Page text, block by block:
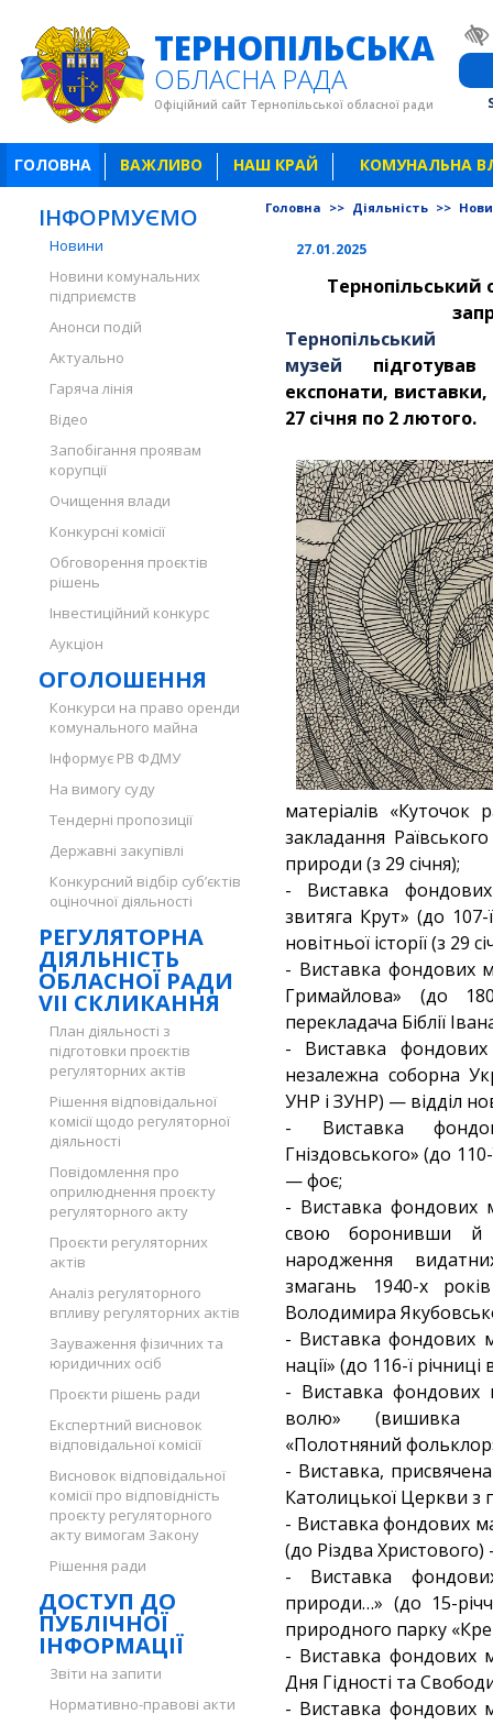
ТЕРНОПІЛЬСЬКА
ОБЛАСНА РАДА
Офіційний сайт Тернопільської обласної ради
ГОЛОВНА ВАЖЛИВО НАШ КРАЙ КОМУНАЛЬНА
ІНФОРМУЄМО
Новини
Новини комунальних
підприємств
Анонси подій
Актуально
Гаряча лінія
Відео
Запобігання проявам
корупції
Очищення влади
Конкурсні комісії
Обговорення проєктів
рішень
Інвестиційний конкурс
Аукціон
ОГОЛОШЕННЯ
Конкурси на право оренди
комунального майна
Інформує РВ ФДМУ
На вимогу суду
Тендерні пропозиції
Державні закупівлі
Конкурсний відбір суб’єктів
оціночної діяльності
РЕГУЛЯТОРНА
ДІЯЛЬНІСТЬ
ОБЛАСНОЇ РАДИ
VII СКЛИКАННЯ
План діяльності з
підготовки проєктів
регуляторних актів
Рішення відповідальної
комісії щодо регуляторної
діяльності
Повідомлення про
оприлюднення проєкту
регуляторного акту
Проєкти регуляторних
актів
Аналіз регуляторного
впливу регуляторних актів
Зауваження фізичних та
юридичних осіб
Проєкти рішень ради
Експертний висновок
відповідальної комісії
Висновок відповідальної
комісії про відповідність
проєкту регуляторного
акту вимогам Закону
Рішення ради
ДОСТУП ДО
ПУБЛІЧНОЇ
ІНФОРМАЦІЇ
Звіти на запити
Нормативно-правові акти
Головна >> Діяльність >>
27.01.2025
музей підготував
експонати, виставки,
27 січня по 2 лютого.
матеріалів
закладання
природи (з 29 січня);
- Виставка
звитяга Крут» (до
новітньої історії (з 29
- Виставка фондових
Гримайлова» (до
перекладача Біблії
- Виставка фондових
незалежна соборна
УНР і ЗУНР) — відділ
- Виставка
Гніздовського» (до
— фоє;
- Виставка фондових
свою боронивши й
народження
змагань 1940-х
Володимира
- Виставка фондових
нації» (до 116-ї
- Виставка фондових
волю» (вишивка
«Полотняний
- Виставка,
Католицької Церкви з
- Виставка фондових
(до Різдва
- Виставка
природи…» (до 15-
природного парку
- Виставка фондових
Дня Гідності та
- Виставка фондових